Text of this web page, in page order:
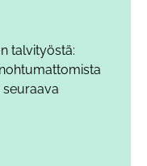
talvityöstä:
seuraava